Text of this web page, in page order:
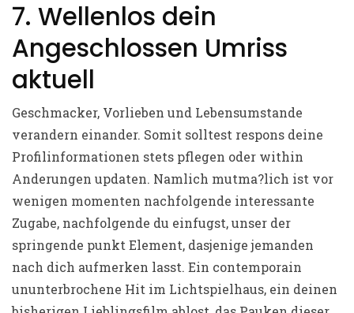
7. Wellenlos dein
Angeschlossen Umriss
aktuell
Geschmacker, Vorlieben und Lebensumstande
verandern einander. Somit solltest respons deine
Profilinformationen stets pflegen oder within
Anderungen updaten. Namlich mutma?lich ist vor
wenigen momenten nachfolgende interessante
Zugabe, nachfolgende du einfugst, unser der
springende punkt Element, dasjenige jemanden
nach dich aufmerken lasst. Ein contemporain
ununterbrochene Hit im Lichtspielhaus, ein deinen